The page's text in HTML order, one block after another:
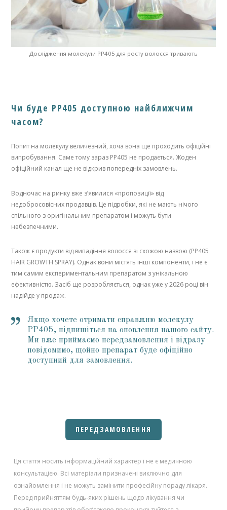
Дослідження молекули PP405 для росту волосся тривають
Чи буде PP405 доступною найближчим
часом?
Попит на молекулу величезний, хоча вона ще проходить офіційні
випробування. Саме тому зараз PP405 не продається. Жоден
офіційний канал ще не відкрив попередніх замовлень.
Водночас на ринку вже з’явилися «пропозиції» від
недобросовісних продавців. Це підробки, які не мають нічого
спільного з оригінальним препаратом і можуть бути
небезпечними.
Також є продукти від випадіння волосся зі схожою назвою (PP405
HAIR GROWTH SPRAY). Однак вони містять інші компоненти, і не є
тим самим експериментальним препаратом з унікальною
ефективністю. Засіб ще розробляється, однак уже у 2026 році він
надійде у продаж.
Якщо хочете отримати справжню молекулу
PP405, підпишіться на оновлення нашого сайту.
Ми вже приймаємо передзамовлення і відразу
повідомимо, щойно препарат буде офіційно
доступний для замовлення.
ПЕРЕДЗАМОВЛЕННЯ
Ця стаття носить інформаційний характер і не є медичною
консультацією. Всі матеріали призначені виключно для
ознайомлення і не можуть замінити професійну пораду лікаря.
Перед прийняттям будь-яких рішень щодо лікування чи